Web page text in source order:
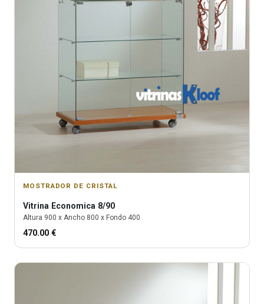
MOSTRADOR DE CRISTAL
Vitrina Economica 8/90
Altura 900 x Ancho 800 x Fondo 400
470.00 €